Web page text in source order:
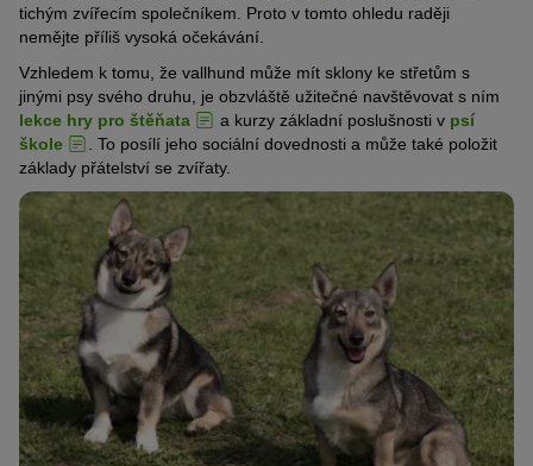
tichým zvířecím společníkem. Proto v tomto ohledu raději
nemějte příliš vysoká očekávání.
Vzhledem k tomu, že vallhund může mít sklony ke střetům s
jinými psy svého druhu, je obzvláště užitečné navštěvovat s ním
lekce hry pro štěňata
a kurzy základní poslušnosti v psí
škole
. To posílí jeho sociální dovednosti a může také položit
základy přátelství se zvířaty.